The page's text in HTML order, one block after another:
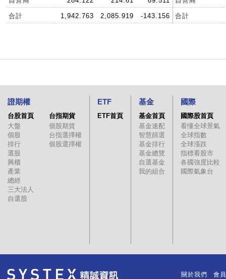
合計 1,942.763 2,085.919 -143.156 合計
證期權
台股首頁
大盤
個股
排行
選股
興櫃
產業
總經
三大法人
自選股
台指期貨
個股期貨
台指選擇權
個股選擇權
ETF
ETF首頁
基金
基金首頁
基金速配
智慧篩選
基金排行
基金總覽
自選基金
我的組合
國際
國際股首頁
看懂全球景氣
全球指數
全球漲跌
指標看股市
各國強度比較
國際氣象台
關於我們 會